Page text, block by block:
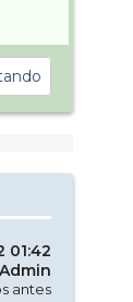
01:42
Admin
antes